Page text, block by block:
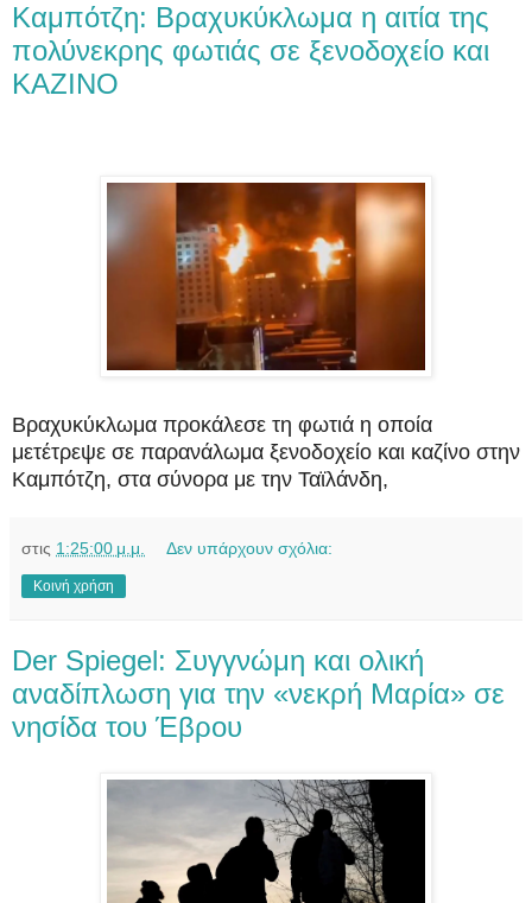
Kαμπότζη: Bραχυκύκλωμα η αιτία της
πολύνεκρης φωτιάς σε ξενοδοχείο και
KAZINO
Βραχυκύκλωμα προκάλεσε τη φωτιά η οποία
μετέτρεψε σε παρανάλωμα ξενοδοχείο και καζίνο στην
Καμπότζη, στα σύνορα με την Ταϊλάνδη,
στις 1:25:00 μ.μ. Δεν υπάρχουν σχόλια:
Κοινή χρήση
Der Spiegel: Συγγνώμη και ολική
αναδίπλωση για την «νεκρή Μαρία» σε
νησίδα του Έβρου